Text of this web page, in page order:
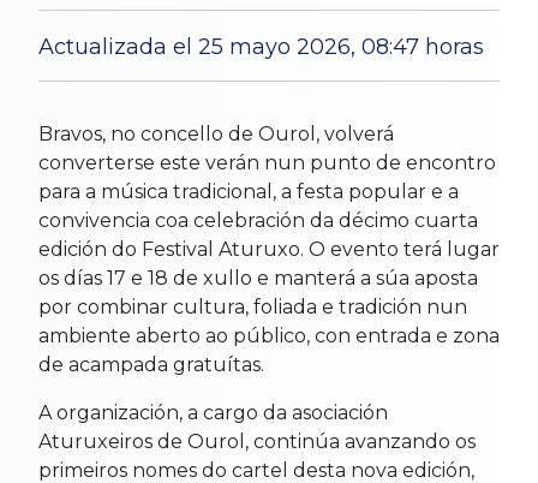
Actualizada el 25 mayo 2026, 08:47 horas
19 May 2026
Bravos, no concello de Ourol, volverá
converterse este verán nun punto de encontro
para a música tradicional, a festa popular e a
convivencia coa celebración da décimo cuarta
edición do Festival Aturuxo. O evento terá lugar
os días 17 e 18 de xullo e manterá a súa aposta
por combinar cultura, foliada e tradición nun
ambiente aberto ao público, con entrada e zona
de acampada gratuítas.
A organización, a cargo da asociación
Aturuxeiros de Ourol, continúa avanzando os
primeiros nomes do cartel desta nova edición,